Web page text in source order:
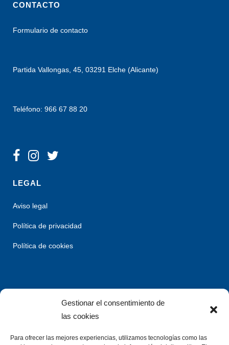
Gestionar el consentimiento de
las cookies
Para ofrecer las mejores experiencias, utilizamos tecnologías como las
CONTACTO
Formulario de contacto
Partida Vallongas, 45, 03291 Elche (Alicante)
Teléfono: 966 67 88 20
LEGAL
Aviso legal
Política de privacidad
Política de cookies